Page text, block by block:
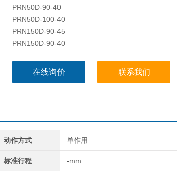
PRN50D-90-40
PRN50D-100-40
PRN150D-90-45
PRN150D-90-40
PRN300D-90-45
在线询价 联系我们
动作方式 单作用
标准行程 -mm